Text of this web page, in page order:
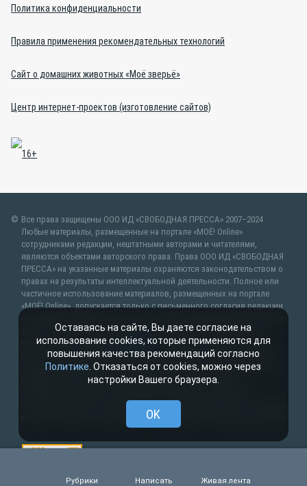
Политика конфиденциальности
Правила применения рекомендательных технологий
Сайт о домашних животных «Моё зверьё»
Центр интернет-проектов (изготовление сайтов)
Все права защищены ООО ИД «СВОБОДНАЯ ПРЕССА» 2007–2024
Любые материалы, размещенные на портале «МОЁ! Online»
сотрудниками редакции, нештатными авторами и читателями,
являются объектами авторского права. Права ООО ИД «СВОБОДНАЯ
ПРЕССА» на указанные материалы охраняются законодательством о
правах на результаты интеллектуальной деятельности. Полное или
частичное использование материалов, размещенных на портале
«МОЁ! Online», допускается только с письменного согласия редакции
только при условии гиперссылки на moe-lipetsk.ru.Все вопросы
можно задать по адресуweb@kpv.ru. В рубрике «От первого лица»
публикуются сообщения в рамках контрактов об информационном
сотрудничестве между редакцией «МОЁ! Online» и органами власти.
Материалы рубрик «Новости партнёров» и «Будь в курсе»
об информационном сотрудничестве и (или) размещаются на правах
) размещаются на правах рекламы.
Рубрики Написать Живая лента
Оставаясь на сайте, Вы даете согласие на
использование cookies, которые применяются для
повышения качества рекомендаций согласно
Политике . Отказаться от cookies, можно через
настройки Вашего браузера.
OK